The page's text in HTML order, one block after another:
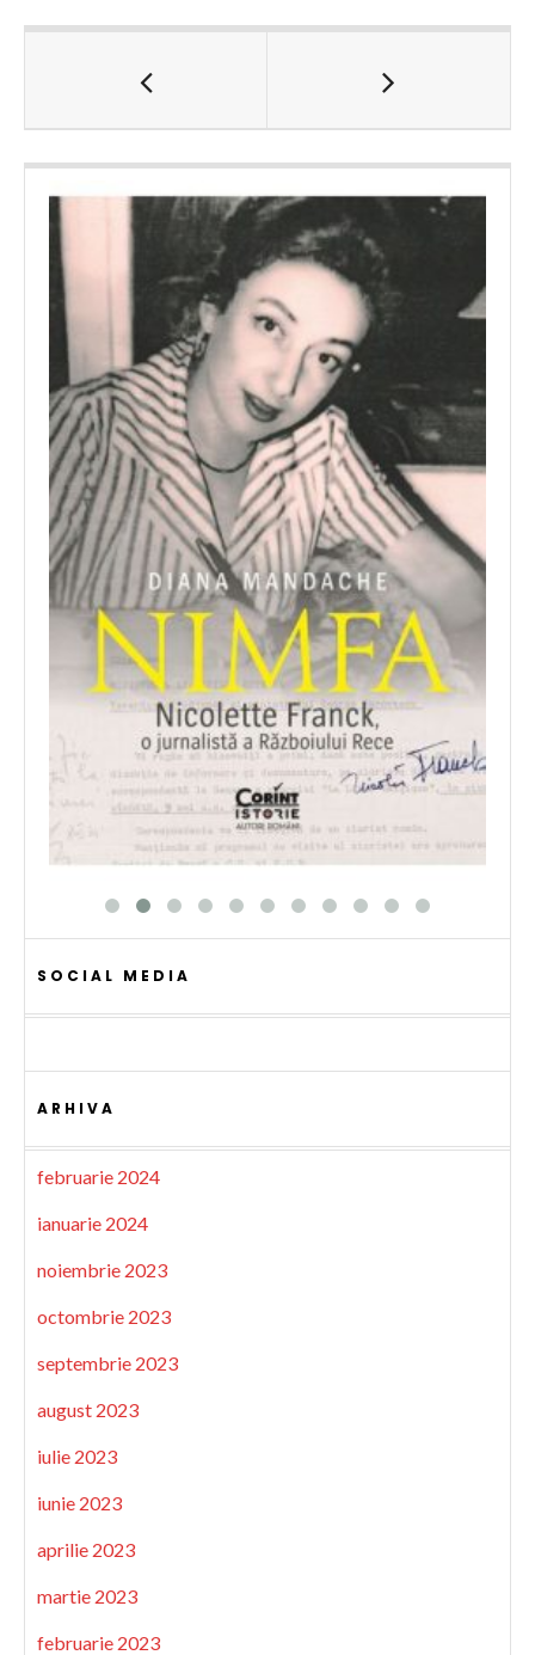
SOCIAL MEDIA
ARHIVA
februarie 2024
ianuarie 2024
noiembrie 2023
octombrie 2023
septembrie 2023
august 2023
iulie 2023
iunie 2023
aprilie 2023
martie 2023
februarie 2023